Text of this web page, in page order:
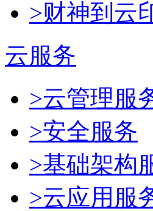
>财神到云
云服务
>云管理服
>安全服务
>基础架构
>云应用服